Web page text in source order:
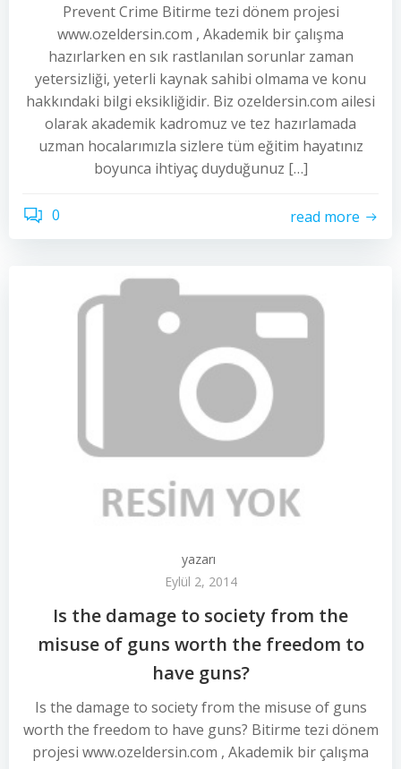
Prevent Crime Bitirme tezi dönem projesi
www.ozeldersin.com , Akademik bir çalışma
hazırlarken en sık rastlanılan sorunlar zaman
yetersizliği, yeterli kaynak sahibi olmama ve konu
hakkındaki bilgi eksikliğidir. Biz ozeldersin.com ailesi
olarak akademik kadromuz ve tez hazırlamada
uzman hocalarımızla sizlere tüm eğitim hayatınız
boyunca ihtiyaç duyduğunuz […]
0 read more
yazarı
Eylül 2, 2014
Is the damage to society from the
misuse of guns worth the freedom to
have guns?
Is the damage to society from the misuse of guns
worth the freedom to have guns? Bitirme tezi dönem
projesi www.ozeldersin.com , Akademik bir çalışma